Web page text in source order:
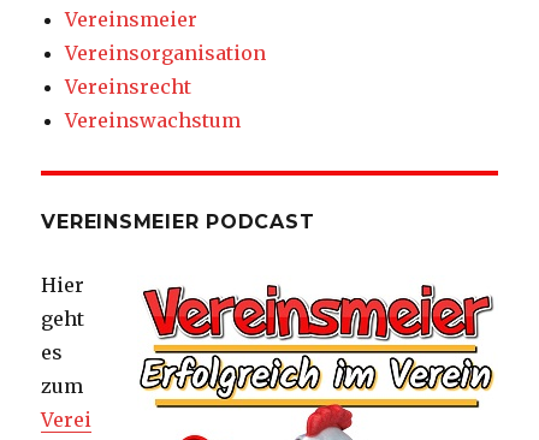
Vereinsmeier
Vereinsorganisation
Vereinsrecht
Vereinswachstum
VEREINSMEIER PODCAST
Hier
geht
es
zum
Verei